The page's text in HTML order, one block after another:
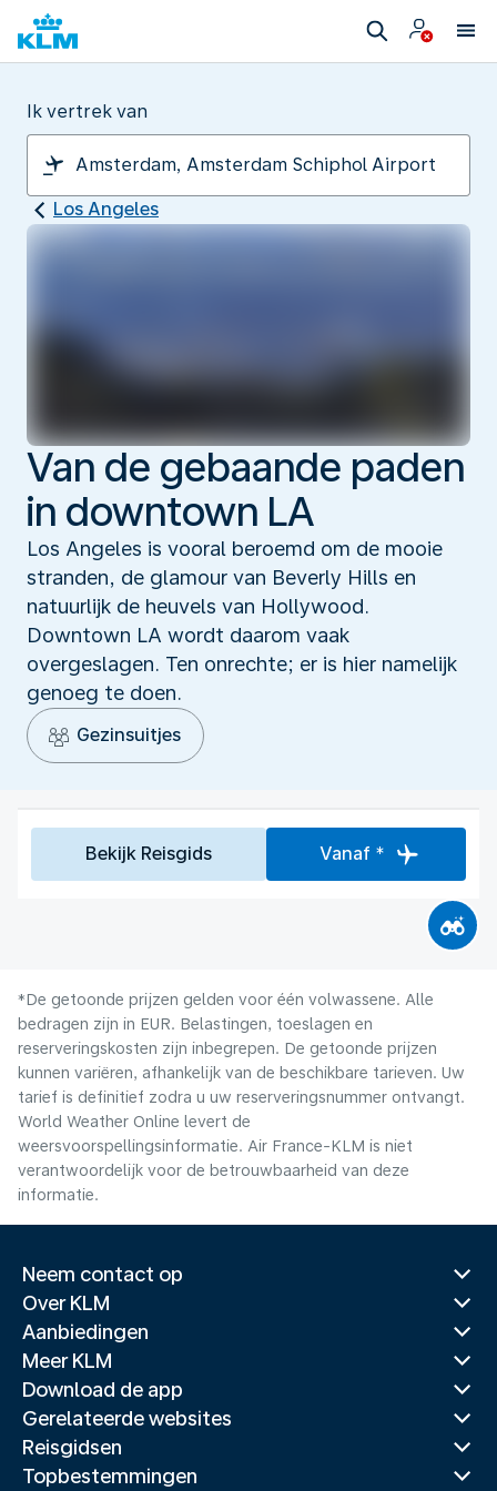
Ik vertrek van
Los Angeles
Van de gebaande paden
in downtown LA
Los Angeles is vooral beroemd om de mooie
stranden, de glamour van Beverly Hills en
natuurlijk de heuvels van Hollywood.
Downtown LA wordt daarom vaak
overgeslagen. Ten onrechte; er is hier namelijk
genoeg te doen.
Gezinsuitjes
Bekijk Reisgids Vanaf *
*De getoonde prijzen gelden voor één volwassene. Alle
bedragen zijn in EUR. Belastingen, toeslagen en
reserveringskosten zijn inbegrepen. De getoonde prijzen
kunnen variëren, afhankelijk van de beschikbare tarieven. Uw
tarief is definitief zodra u uw reserveringsnummer ontvangt.
World Weather Online levert de
weersvoorspellingsinformatie. Air France-KLM is niet
verantwoordelijk voor de betrouwbaarheid van deze
informatie.
Neem contact op
Over KLM
Aanbiedingen
Meer KLM
Download de app
Gerelateerde websites
Reisgidsen
Topbestemmingen